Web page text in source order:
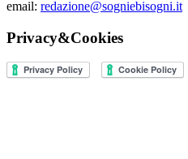
email: redazione@sogniebisogni.it
Privacy&Cookies